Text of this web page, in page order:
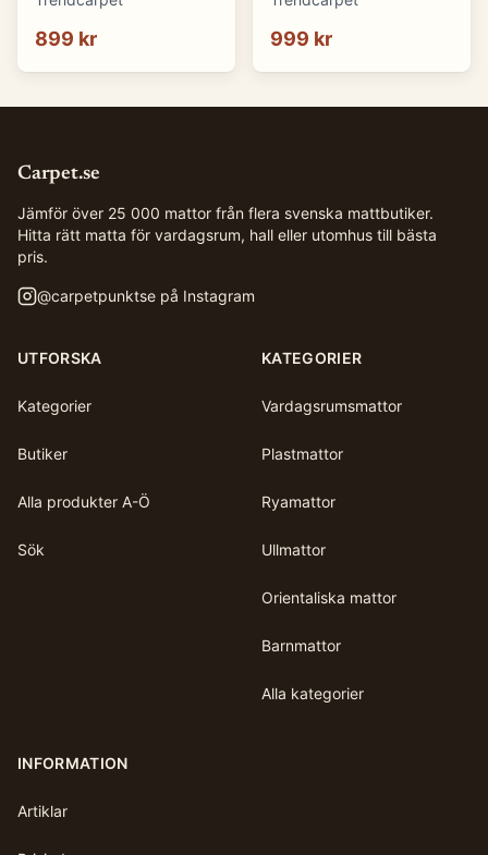
899 kr 999 kr
Carpet.se
Jämför över 25 000 mattor från flera svenska mattbutiker.
Hitta rätt matta för vardagsrum, hall eller utomhus till bästa
pris.
@carpetpunktse på Instagram
UTFORSKA
Kategorier
Butiker
Alla produkter A-Ö
Sök
KATEGORIER
Vardagsrumsmattor
Plastmattor
Ryamattor
Ullmattor
Orientaliska mattor
Barnmattor
Alla kategorier
INFORMATION
Artiklar